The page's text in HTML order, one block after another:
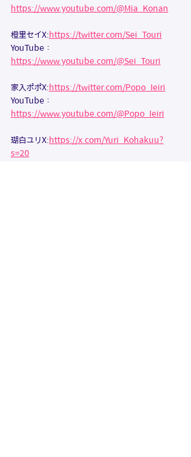
https://www.youtube.com/@Mia_Konan
橙里セイX: https://twitter.com/Sei_Touri
YouTube：
https://www.youtube.com/@Sei_Touri
家入ポポX: https://twitter.com/Popo_Ieiri
YouTube：
https://www.youtube.com/@Popo_Ieiri
瑚白ユリX: https://x.com/Yuri_Kohakuu?
s=20